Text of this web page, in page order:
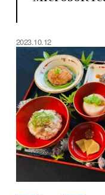
2023.10.12